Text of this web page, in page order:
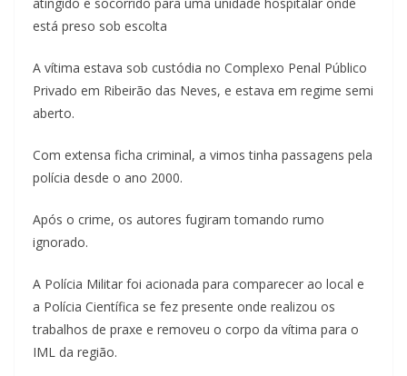
atingido e socorrido para uma unidade hospitalar onde
está preso sob escolta
A vítima estava sob custódia no Complexo Penal Público
Privado em Ribeirão das Neves, e estava em regime semi
aberto.
Com extensa ficha criminal, a vimos tinha passagens pela
polícia desde o ano 2000.
Após o crime, os autores fugiram tomando rumo
ignorado.
A Polícia Militar foi acionada para comparecer ao local e
a Polícia Científica se fez presente onde realizou os
trabalhos de praxe e removeu o corpo da vítima para o
IML da região.